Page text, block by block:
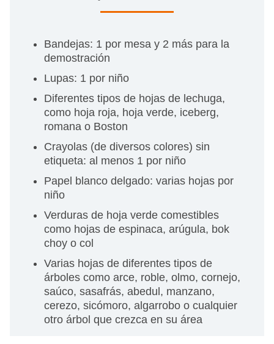
Bandejas: 1 por mesa y 2 más para la
demostración
Lupas: 1 por niño
Diferentes tipos de hojas de lechuga,
como hoja roja, hoja verde, iceberg,
romana o Boston
Crayolas (de diversos colores) sin
etiqueta: al menos 1 por niño
Papel blanco delgado: varias hojas por
niño
Verduras de hoja verde comestibles
como hojas de espinaca, arúgula, bok
choy o col
Varias hojas de diferentes tipos de
árboles como arce, roble, olmo, cornejo,
saúco, sasafrás, abedul, manzano,
cerezo, sicómoro, algarrobo o cualquier
otro árbol que crezca en su área